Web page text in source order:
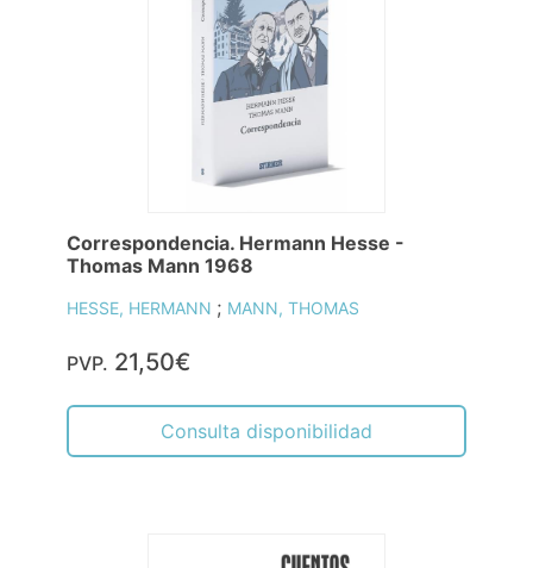
Correspondencia. Hermann Hesse -
Thomas Mann 1968
HESSE, HERMANN ; MANN, THOMAS
PVP. 21,50€
Consulta disponibilidad